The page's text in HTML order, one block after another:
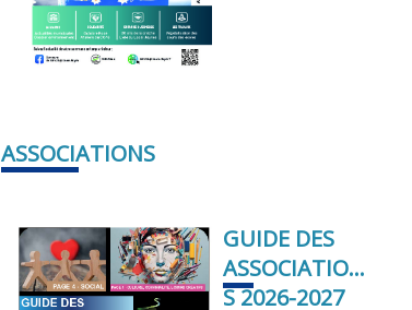
ASSOCIATIONS
GUIDE DES
ASSOCIATION
S 2026-2027